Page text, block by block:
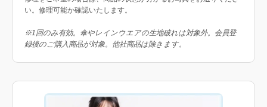
い。修理可能か確認いたします。
※1回のみ有効。傘やレインウエアの生地破れは対象外。会員登
録後のご購入商品が対象。他社商品は除きます。